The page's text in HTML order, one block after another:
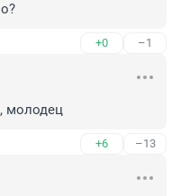
+0 –1
молодец
+6 –13